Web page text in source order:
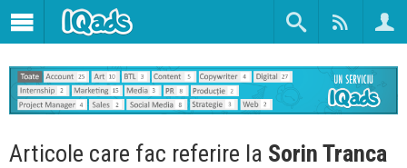
Articole care fac referire la Sorin Tranca